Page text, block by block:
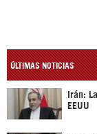
ÚLTIMAS NOTICIAS
Irán:
EEUU